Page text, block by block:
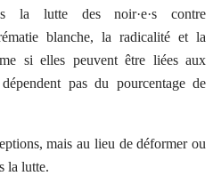
la lutte des noir·e·s contre
blanche, la radicalité et la
si elles peuvent être liées aux
pas du pourcentage de
mais au lieu de déformer ou
la lutte.